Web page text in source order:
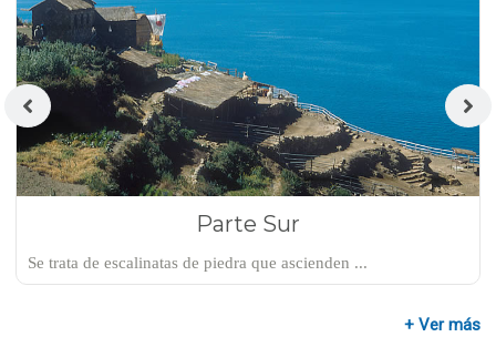
Parte Sur
Se trata de escalinatas de piedra que ascienden ...
+ Ver más